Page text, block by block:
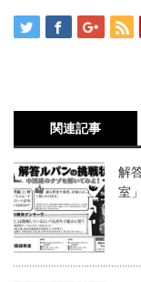
関連記事
解
室」